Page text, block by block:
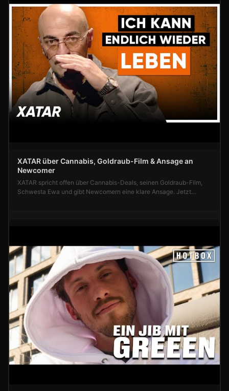
XATAR über Cannabis, Goldraub-Film & Ansage an
Newcomer
XATAR spricht offen über Cannabis-Deals, seinen Goldraub-Film,
Schwesta Ewa und gibt Newcomern eine klare Ansage. Jetzt